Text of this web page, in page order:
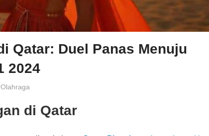
Qatar: Duel Panas Menuju
2024
Olahraga
di Qatar